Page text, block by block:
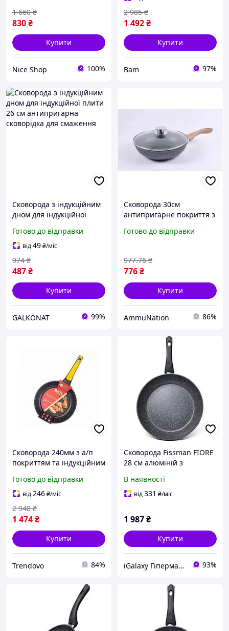
830₴
1 660 ₴
Купити
Nice Shop 100%
см
1 492₴
2 985 ₴
Купити
Bam 97%
Сковорода з індукційним
дном для індукційної
антипригарна сковорідка
для смаження
Готово до відправки
від49₴/міс
487₴
974 ₴
Купити
GALKONAT 99%
Сковорода 30см
антипригарне покриття з
Benson з індукційним
Готово до відправки
776₴
977.76 ₴
Купити
AmmuNation 86%
Сковорода 240мм з а/п
покриттям та індукційним
ТМ BIOL
Готово до відправки
від246₴/міс
1 474₴
2 948 ₴
Купити
Trendovo 84%
Сковорода Fissman FIORE
28 см алюміній з
4624.28
В наявності
від331 ₴/міс
1 987₴
Купити
iGalaxy Гіпермаркет подарунків 93%